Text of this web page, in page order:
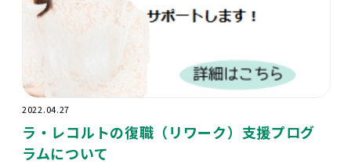
2022.04.27
ラ・レコルトの復職（リワーク）支援プログ
ラムについて